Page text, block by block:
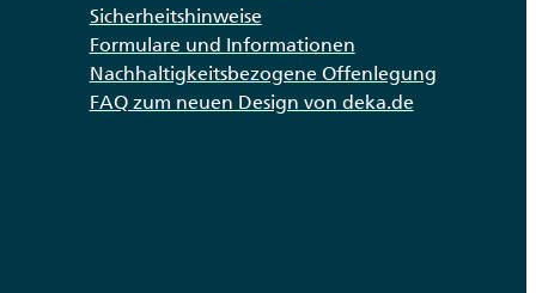
Sicherheitshinweise
Formulare und Informationen
Nachhaltigkeitsbezogene Offenlegung
FAQ zum neuen Design von deka.de